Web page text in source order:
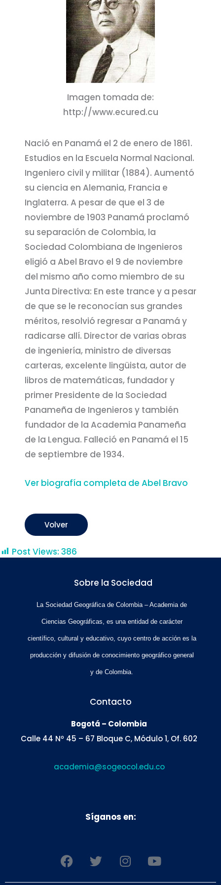
Imagen tomada de:
http://www.ecured.cu
Nació en Panamá el 2 de enero de 1861.
Estudios en la Escuela Normal Nacional.
Ingeniero civil y militar (1884). Aumentó
su ciencia en Alemania, Francia e
Inglaterra. A pesar de que el 3 de
noviembre de 1903 Panamá proclamó
su separación de Colombia, la
Sociedad Colombiana de Ingenieros
eligió a Abel Bravo el 9 de noviembre
del mismo año como miembro de su
Junta Directiva: En este trance y a pesar
de que se le reconocían sus grandes
méritos, resolvió regresar a Panamá y
radicarse allí. Director de varias obras
de ingeniería, ministro de diversas
carteras, excelente lingüista, autor de
libros de matemáticas, fundador y
primer Presidente de la Sociedad
Panameña de Ingenieros y también
fundador de la Academia Panameña
de la Lengua. Falleció en Panamá el 15
de septiembre de 1934.
Ver biografía completa de Abel Bravo
Volver
Post Views: 386
Sobre la Sociedad
La Sociedad Geográfica de Colombia – Academia de
Ciencias Geográficas, es una entidad de carácter
científico, cultural y educativo, cuyo centro de acción es la
producción y difusión de conocimiento geográfico general
y de Colombia.
Contacto
Bogotá – Colombia
Calle 44 Nº 45 – 67 Bloque C, Módulo 1, Of. 602
academia@sogeocol.edu.co
Síganos en:
F
a
c
T
w
i
I
n
s
Y
o
u